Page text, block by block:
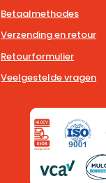
Betaalmethodes
Verzending en retour
Retourformulier
Veelgestelde vragen